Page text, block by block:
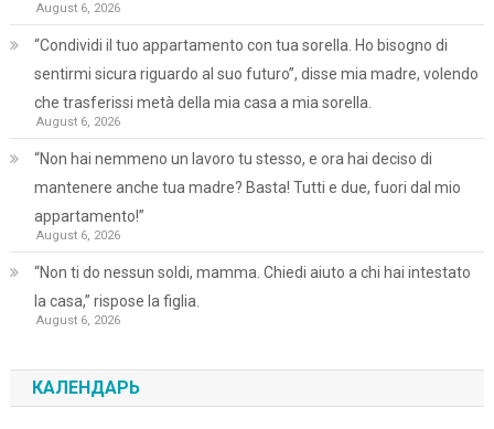
August 6, 2026
“Condividi il tuo appartamento con tua sorella. Ho bisogno di
sentirmi sicura riguardo al suo futuro”, disse mia madre, volendo
che trasferissi metà della mia casa a mia sorella.
August 6, 2026
“Non hai nemmeno un lavoro tu stesso, e ora hai deciso di
mantenere anche tua madre? Basta! Tutti e due, fuori dal mio
appartamento!”
August 6, 2026
“Non ti do nessun soldi, mamma. Chiedi aiuto a chi hai intestato
la casa,” rispose la figlia.
August 6, 2026
КАЛЕНДАРЬ